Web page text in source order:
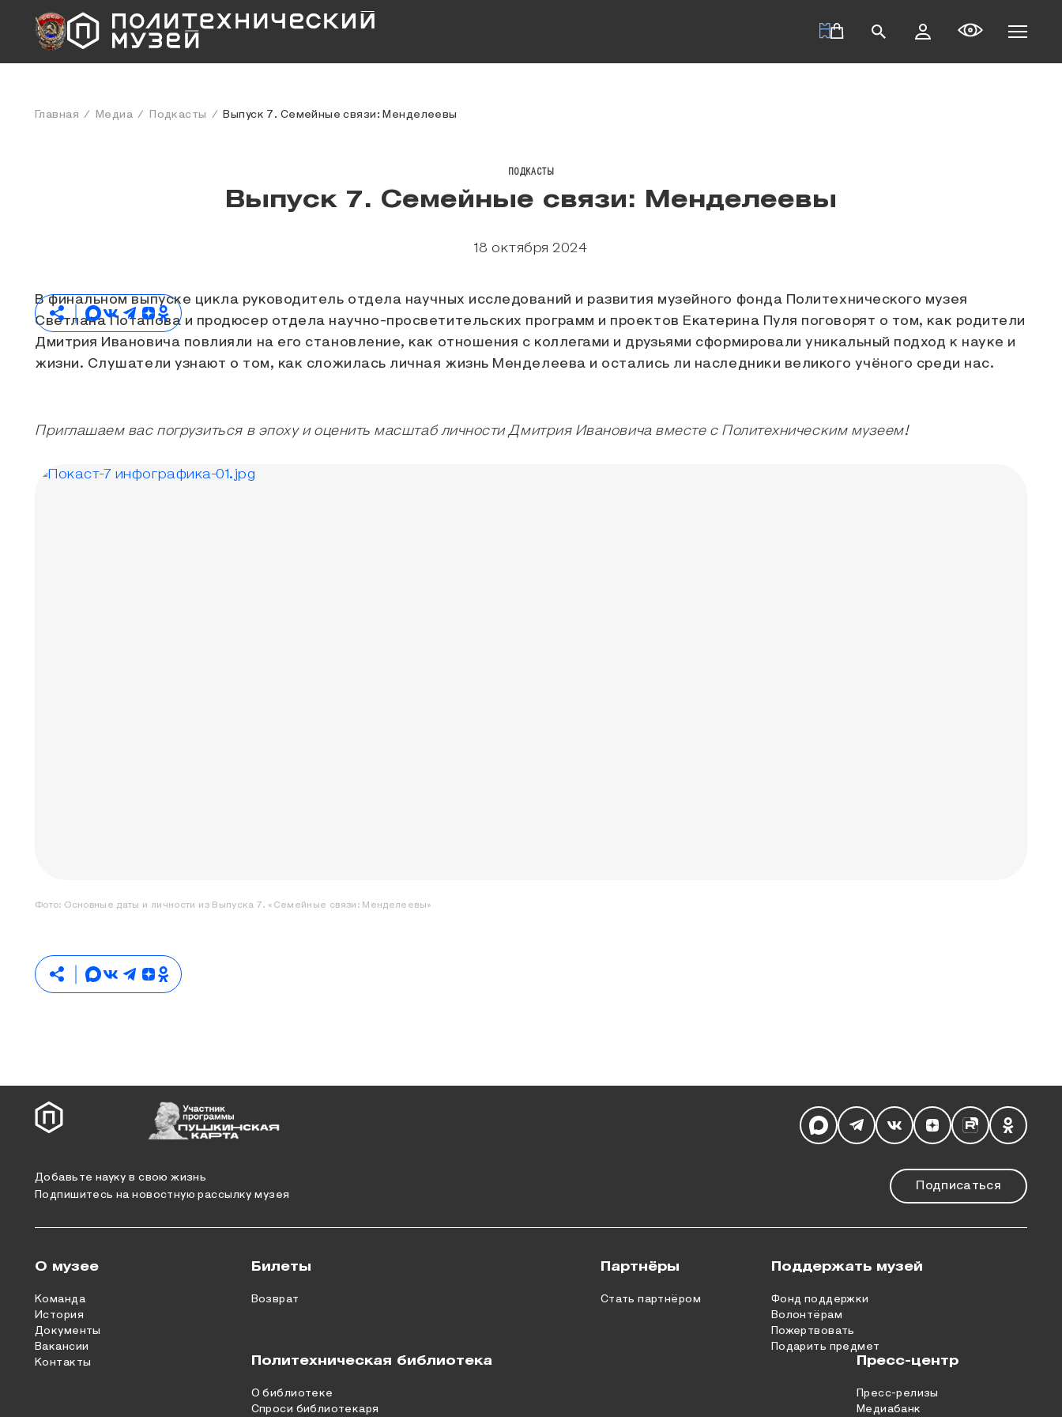
Главная Медиа Подкасты Выпуск 7. Семейные связи: Менделеевы
ПОДКАСТЫ
Выпуск 7. Семейные связи: Менделеевы
18 октября 2024
В финальном выпуске цикла руководитель отдела научных исследований и развития музейного фонда Политехнического музея
Светлана Потапова и продюсер отдела научно-просветительских программ и проектов Екатерина Пуля поговорят о том, как родители
Дмитрия Ивановича повлияли на его становление, как отношения с коллегами и друзьями сформировали уникальный подход к науке и
жизни. Слушатели узнают о том, как сложилась личная жизнь Менделеева и остались ли наследники великого учёного среди нас.
Приглашаем вас погрузиться в эпоху и оценить масштаб личности Дмитрия Ивановича вместе с Политехническим музеем!
Фото: Основные даты и личности из Выпуска 7. «Семейные связи: Менделеевы»
Добавьте науку в свою жизнь
Подпишитесь на новостную рассылку музея
Подписаться
Мы в социальных сетях
О музее
Команда
История
Документы
Вакансии
Контакты
Билеты
Возврат
Партнёры
Стать партнёром
Поддержать музей
Фонд поддержки
Волонтёрам
Пожертвовать
Подарить предмет
Политехническая библиотека
О библиотеке
Спроси библиотекаря
Пресс-центр
Пресс-релизы
Медиабанк